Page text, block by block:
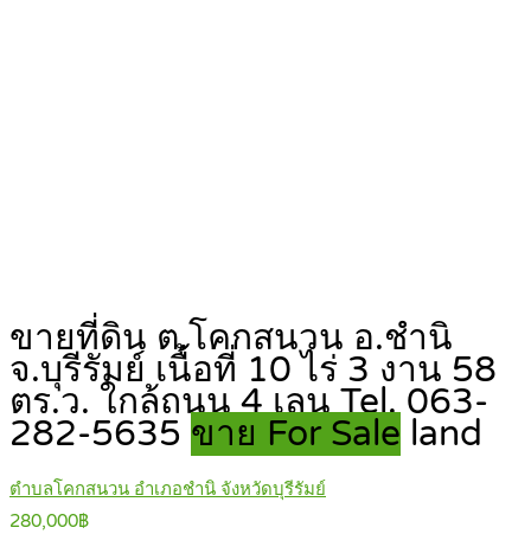
ขายที่ดิน ต.โคกสนวน อ.ชำนิ
จ.บุรีรัมย์ เนื้อที่ 10 ไร่ 3 งาน 58
ตร.ว. ใกล้ถนน 4 เลน Tel. 063-
282-5635 ขาย For Sale land
ตำบลโคกสนวน อำเภอชำนิ จังหวัดบุรีรัมย์
280,000฿